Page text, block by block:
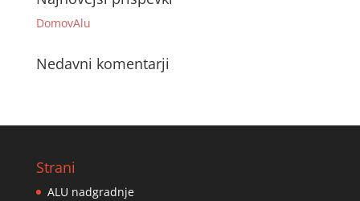
DomovAlu
Nedavni komentarji
Strani
ALU nadgradnje